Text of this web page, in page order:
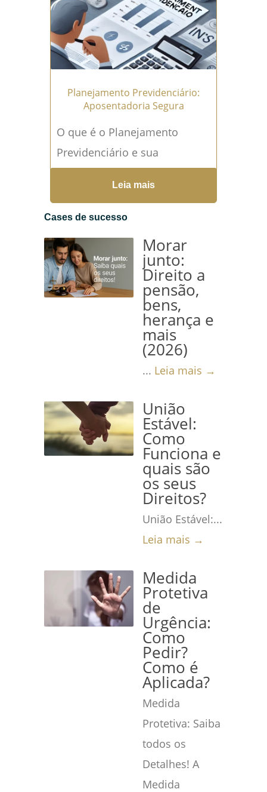
milhões...Leia mais →
Planejamento Previdenciário:
Aposentadoria Segura
O que é o Planejamento
Previdenciário e sua
Importância para a
Aposentadoria O
planejamento previdenciário é
para qualquer trabalhador...
Leia mais →
Leia mais
Cases de sucesso
Morar
junto:
Direito a
pensão,
bens,
herança e
mais
(2026)
... Leia mais →
União
Estável:
Como
Funciona e
quais são
os seus
Direitos?
União Estável:...
Leia mais →
Medida
Protetiva
de
Urgência:
Como
Pedir?
Como é
Aplicada?
Medida
Protetiva: Saiba
todos os
Detalhes! A
Medida